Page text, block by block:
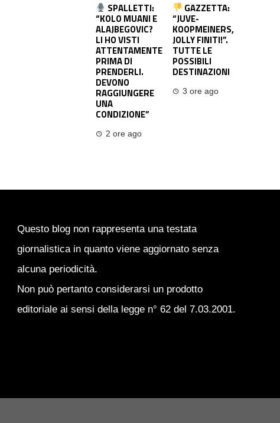
SPALLETTI:
“KOLO MUANI E
ALAJBEGOVIC?
LI HO VISTI
ATTENTAMENTE
PRIMA DI
PRENDERLI.
DEVONO
RAGGIUNGERE
UNA
CONDIZIONE”
2 ore ago
GAZZETTA:
“JUVE-
KOOPMEINERS,
JOLLY FINITI!”.
TUTTE LE
POSSIBILI
DESTINAZIONI
3 ore ago
Questo blog non rappresenta una testata
giornalistica in quanto viene aggiornato senza
alcuna periodicità.
Non può pertanto considerarsi un prodotto
editoriale ai sensi della legge n° 62 del 7.03.2001.